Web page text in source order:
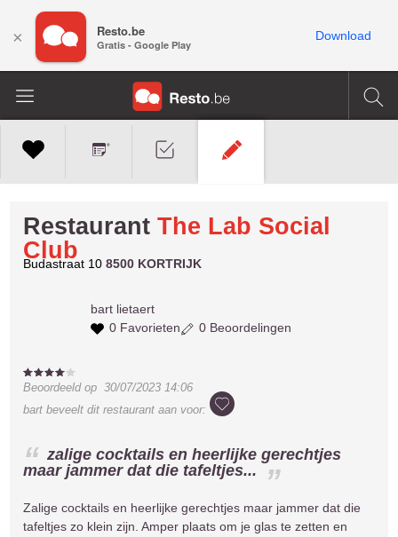
Restaurant The Lab Social
Club
Budastraat 108500 KORTRIJK
bart lietaert
0 Favorieten
0 Beoordelingen
Beoordeeld op30/07/2023 14:06
bart beveelt dit restaurant aan voor:
zalige cocktails en heerlijke gerechtjes
maar jammer dat die tafeltjes...
Zalige cocktails en heerlijke gerechtjes maar jammer dat die
tafeltjes zo klein zijn. Amper plaats om je glas te zetten en
× Resto.be
Gratis - Google Play
Download